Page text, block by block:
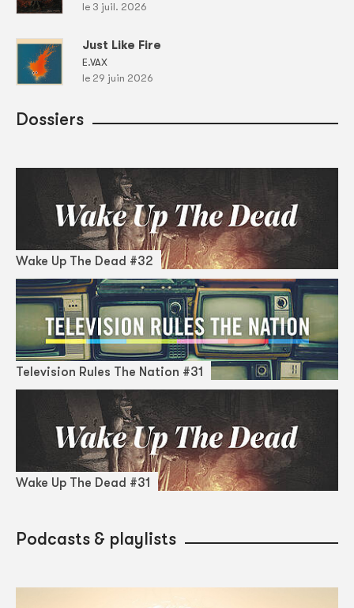
le 3 juil. 2026
Just Like Fire
E.VAX
le 29 juin 2026
Dossiers
Wake Up The Dead #32
Television Rules The Nation #31
Wake Up The Dead #31
Podcasts & playlists